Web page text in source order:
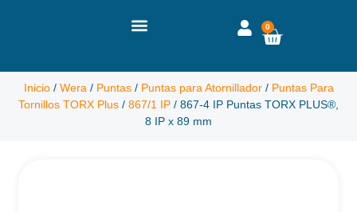
0
Inicio/ Wera / Puntas/ Puntas para Atornillador/ Puntas Para
Tornillos TORX Plus / 867/1 IP / 867-4 IP Puntas TORX PLUS®,
8 IP x 89 mm